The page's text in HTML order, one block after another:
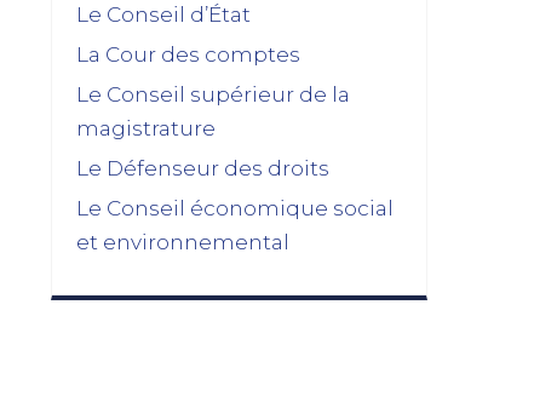
Le Conseil d’État
La Cour des comptes
Le Conseil supérieur de la
magistrature
Le Défenseur des droits
Le Conseil économique social
et environnemental